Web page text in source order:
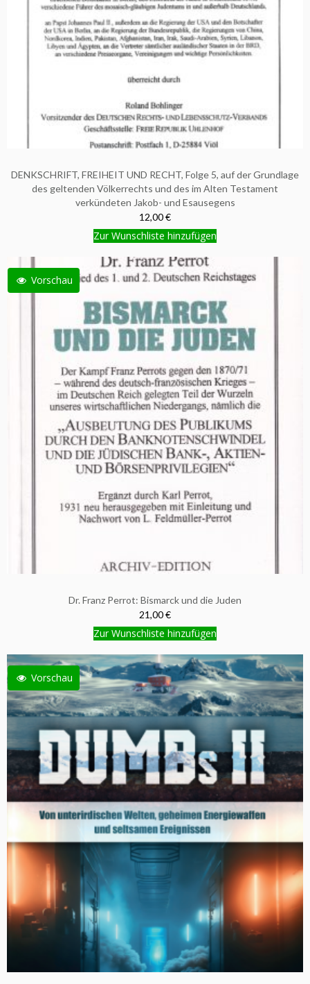
DENKSCHRIFT, FREIHEIT UND RECHT, Folge 5, auf der Grundlage
des geltenden Völkerrechts und des im Alten Testament
verkündeten Jakob- und Esausegens
12,00 €
Zur Wunschliste hinzufügen
Vorschau
Dr. Franz Perrot: Bismarck und die Juden
21,00 €
Zur Wunschliste hinzufügen
Vorschau